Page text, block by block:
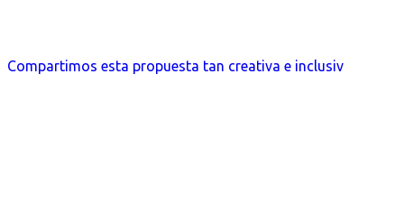
Compartimos esta propuesta tan creativa e inclusiv